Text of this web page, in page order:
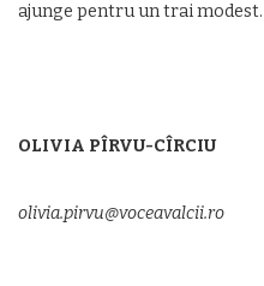
ajunge pentru un trai modest.
OLIVIA PÎRVU-CÎRCIU
olivia.pirvu@voceavalcii.ro